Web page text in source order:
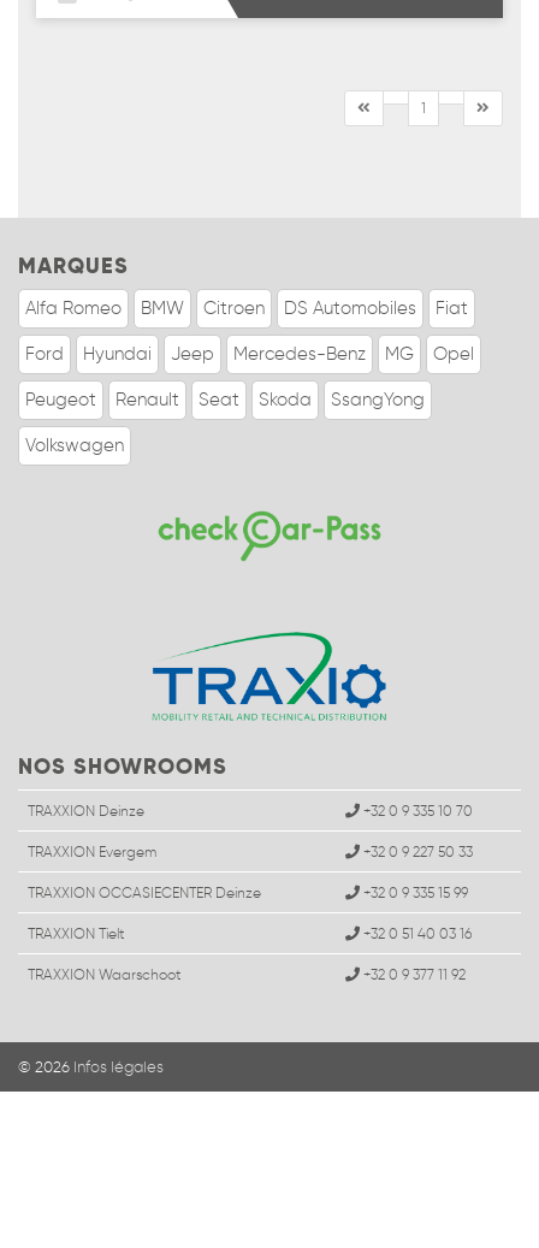
1
MARQUES
Alfa Romeo BMW Citroen DS Automobiles Fiat
Ford Hyundai Jeep Mercedes-Benz MG Opel
Peugeot Renault Seat Skoda SsangYong
Volkswagen
NOS SHOWROOMS
TRAXXION Deinze +32 0 9 335 10 70
TRAXXION Evergem +32 0 9 227 50 33
TRAXXION OCCASIECENTER Deinze +32 0 9 335 15 99
TRAXXION Tielt +32 0 51 40 03 16
TRAXXION Waarschoot +32 0 9 377 11 92
© 2026 Infos légales